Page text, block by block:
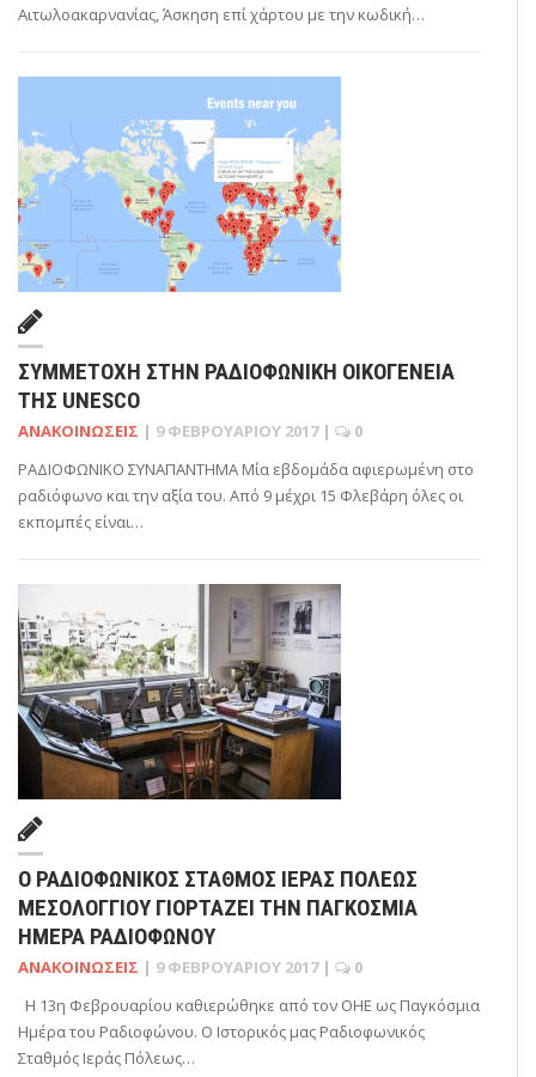
Αιτωλοακαρνανίας, Άσκηση επί χάρτου με την κωδική…
ΣΥΜΜΕΤΟΧΉ ΣΤΗΝ ΡΑΔΙΟΦΩΝΙΚΉ ΟΙΚΟΓΈΝΕΙΑ
ΤΗΣ UNESCO
ΑΝΑΚΟΙΝΏΣΕΙΣ | 9 ΦΕΒΡΟΥΑΡΊΟΥ 2017 |
0
ΡΑΔΙΟΦΩΝΙΚΟ ΣΥΝΑΠΑΝΤΗΜΑ Μία εβδομάδα αφιερωμένη στο
ραδιόφωνο και την αξία του. Από 9 μέχρι 15 Φλεβάρη όλες οι
εκπομπές είναι…
Ο ΡΑΔΙΟΦΩΝΙΚΟΣ ΣΤΑΘΜΟΣ ΙΕΡΑΣ ΠΟΛΕΩΣ
ΜΕΣΟΛΟΓΓΙΟΥ ΓΙΟΡΤΑΖΕΙ ΤΗΝ ΠΑΓΚΟΣΜΙΑ
ΗΜΕΡΑ ΡΑΔΙΟΦΩΝΟΥ
ΑΝΑΚΟΙΝΏΣΕΙΣ | 9 ΦΕΒΡΟΥΑΡΊΟΥ 2017 |
0
Η 13η Φεβρουαρίου καθιερώθηκε από τον ΟΗΕ ως Παγκόσμια
Ημέρα του Ραδιοφώνου. Ο Ιστορικός μας Ραδιοφωνικός
Σταθμός Ιεράς Πόλεως…